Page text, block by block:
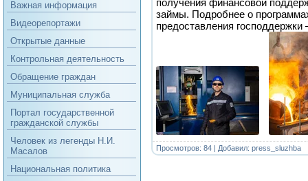
Важная информация
Видеорепортажи
Открытые данные
Контрольная деятельность
Обращение граждан
Муниципальная служба
Портал государственной
гражданской службы
Человек из легенды Н.И.
Масалов
Национальная политика
займы. Подробнее о
предоставления
Просмотров: 84 | Добавил: press_sluzhba